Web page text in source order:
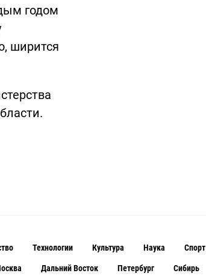
годом
ширится
Технологии Культура Наука Спорт
Дальний Восток Петербург Сибирь